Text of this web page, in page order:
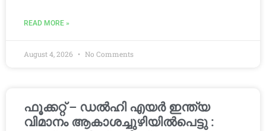
READ MORE »
August 4, 2026 No Comments
ഫൂക്കറ്റ് – ഡൽഹി എയര്‍ ഇന്ത്യ
വിമാനം ആകാശച്ചുഴിയില്‍പെട്ടു :